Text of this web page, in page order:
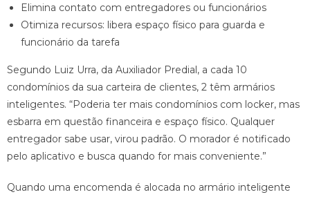
Elimina contato com entregadores ou funcionários
Otimiza recursos: libera espaço físico para guarda e
funcionário da tarefa
Segundo Luiz Urra, da Auxiliador Predial, a cada 10
condomínios da sua carteira de clientes, 2 têm armários
inteligentes. “Poderia ter mais condomínios com locker, mas
esbarra em questão financeira e espaço físico. Qualquer
entregador sabe usar, virou padrão. O morador é notificado
pelo aplicativo e busca quando for mais conveniente.”
Quando uma encomenda é alocada no armário inteligente